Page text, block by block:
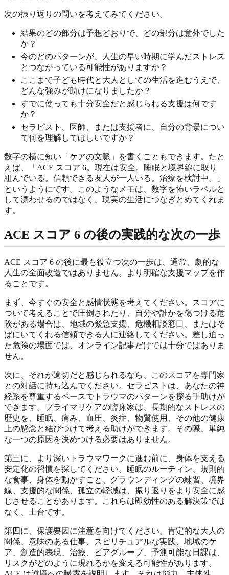
次の振り返りの問いを考えてみてください。
結果のどの部分は予想どおりで、どの部分は意外でした
か？
今のどのパターンが、人生の早い時期に学んだストレス
とつながっている可能性がありますか？
ここまで子ども時代と大人としての生活を進むうえで、
どんな強みが助けになりましたか？
すでに使っても十分安全だと感じられる支援は何です
か？
セラピスト、医師、または支援者に、自分の背景につい
て何を理解してほしいですか？
数字の横に短い「ケアの文脈」を書くこともできます。たと
えば、「ACE スコア 6。現在は安全。睡眠と境界線に取り
組んでいる。信頼できる友人が一人いる。治療を検討中。」
というようにです。このようなメモは、数字を怖いラベルと
して漂わせるのではなく、現実の生活につなぎとめてくれま
す。
ACE スコア 6 の後の実践的な次の一歩
ACE スコア 6 の後に最も役立つ次の一歩は、通常、劇的な
人生の全面改造ではありません。より明確な支援マップを作
ることです。
まず、今すぐの安全と感情状態を考えてください。スコアに
ついて考えることで圧倒されたり、自分や誰かを傷つける危
険がある場合は、地域の緊急支援、危機相談窓口、またはそ
ばにいてくれる信頼できる人に連絡してください。差し迫っ
た危険の場面では、オンライン記事だけでは十分ではありま
せん。
次に、それが適切だと感じられるなら、このスコアを専門家
との対話に持ち込んでください。セラピストは、あなたの神
経系を尊重するペースでトラウマのパターンを探る手助けが
できます。プライマリケアの臨床家は、長期的なストレスの
歴史を、睡眠、痛み、血圧、炎症、物質使用、その他の健康
上の懸念と結びつけて考える助けができます。その際、単純
な一つの原因を決めつける必要はありません。
第三に、より深いトラウマワークに進む前に、身体を支える
安定化の習慣を探してください。睡眠のルーティン、規則的
な食事、身体を動かすこと、グラウンディングの練習、境界
線、支援的な関係、孤立の軽減は、振り返りをより安全に感
じさせることがあります。これらは即効性のある解決策では
なく、土台です。
第四に、保護要因に注意を向けてください。肯定的な大人の
関係、意味のある仕事、スピリチュアルな実践、地域のケ
ア、創造的表現、治療、ピアグループ、予測可能な日課は、
リスクがどのように現れるかを変える可能性があります。